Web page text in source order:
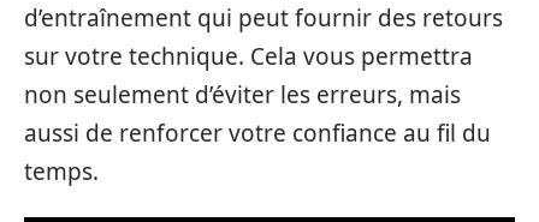
d’entraînement qui peut fournir des retours
sur votre technique. Cela vous permettra
non seulement d’éviter les erreurs, mais
aussi de renforcer votre confiance au fil du
temps.